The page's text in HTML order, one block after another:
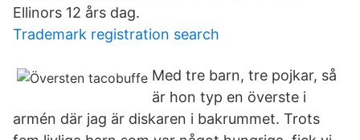
Ellinors 12 års dag.
Trademark registration search
Med tre barn, tre pojkar, så
är hon typ en överste i
armén där jag är diskaren i bakrummet. Trots